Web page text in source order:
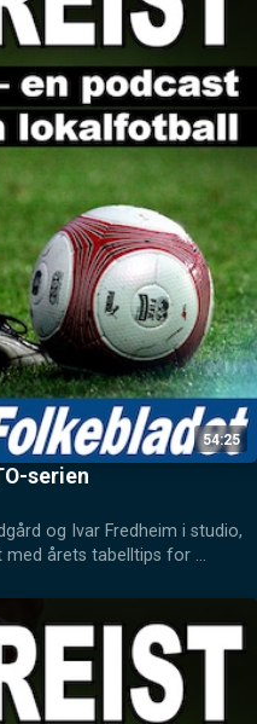
54:25
serien
og Ivar Fredheim i studio,
med årets tabelltips for